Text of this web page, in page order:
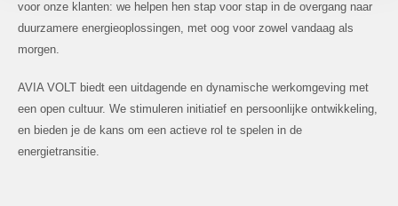
voor onze klanten: we helpen hen stap voor stap in de overgang naar
duurzamere energieoplossingen, met oog voor zowel vandaag als
morgen.
AVIA VOLT biedt een uitdagende en dynamische werkomgeving met
een open cultuur. We stimuleren initiatief en persoonlijke ontwikkeling,
en bieden je de kans om een actieve rol te spelen in de
energietransitie.